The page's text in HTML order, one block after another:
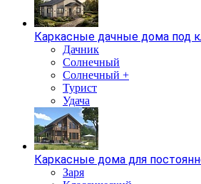
Каркасные дачные дома под
Дачник
Солнечный
Солнечный +
Турист
Удача
Каркасные дома для
Заря